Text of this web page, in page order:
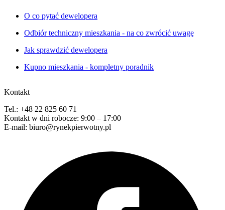
O co pytać dewelopera
Odbiór techniczny mieszkania - na co zwrócić uwagę
Jak sprawdzić dewelopera
Kupno mieszkania - kompletny poradnik
Kontakt
Tel.: +48 22 825 60 71
Kontakt w dni robocze: 9:00 – 17:00
E-mail: biuro@rynekpierwotny.pl